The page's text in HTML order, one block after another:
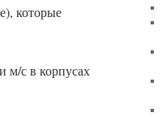
которые
м/с в корпусах